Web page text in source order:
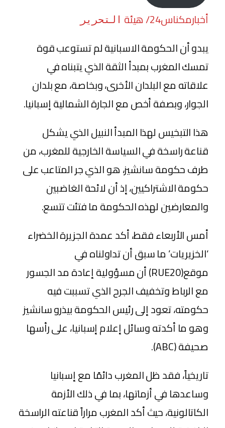
أخبارمكناس24/ هيئة التحرير
يبدو أن الحكومة الاسبانية لم تستوعب قوة
تمسك المغرب بمبدأ الثقة الذي يتبناه في
علاقاته مع البلدان الأخرى، وبخاصة، مع بلدان
الجوار، وبصفة أخص مع الجارة الشمالية إسبانيا.
هذا التبخيس لهذا المبدأ النبيل الذي يشكل
قناعة راسخة في السياسة الخارجية للمغرب، من
طرف حكومة سانشيز، هو الذي جر المتاعب على
حكومة الاشتراكيين، إذ أن لائحة الغاضبين
والمعارضين لهذه الحكومة ما فتئت تتسع.
أمس الأربعاء فقط، أكد عمدة الجزيرة الخضراء
‘الخزيريات’ ما سبق أن تداولناه في
موقع(RUE20) أن مسؤولية إعادة مد الجسور
مع الرباط وتخفيف الجرح الذي تسببت فيه
حكومته، تعود إلى رئيس الحكومة بيذرو سانشيز
وهو ما أكدته وسائل إعلام إسبانيا، على رأسها
صحيفة (ABC).
تاريخياً، فقد ظل المغرب دائمًا مع إسبانيا
وساعدها في أزماتها، بما في ذلك الأزمة
الكاتالونية، حيث أكد المغرب مراراً قناعته الراسخة